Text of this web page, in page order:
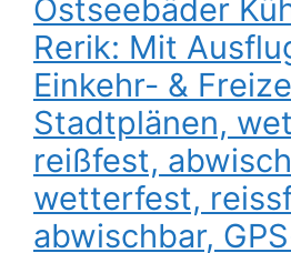
Ostseebäder
Rerik: Mit
Einkehr- &
Stadtplänen,
reißfest,
wetterfest,
abwischbar,